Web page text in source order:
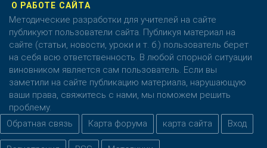
О РАБОТЕ САЙТА
Методические разработки для учителей на сайте
публикуют пользователи сайта. Публикуя материал на
сайте (статьи, новости, уроки и т. б.) пользователь берет
на себя всю ответственность. В любой спорной ситуации
виновником является сам пользователь. Если вы
заметили на сайте публикацию материала, нарушающую
ваши права, свяжитесь с нами, мы поможем решить
проблему.
Обратная связь
Карта форума карта сайта Вход